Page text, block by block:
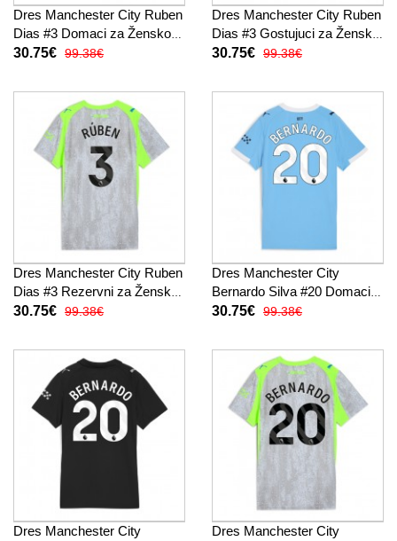
Dres Manchester City Ruben
Dias #3 Domaci za Žensko
2025-26 Kratak Rukav
30.75€ 99.38€
Dres Manchester City Ruben
Dias #3 Gostujuci za Žensko
2025-26 Kratak Rukav
30.75€ 99.38€
Dres Manchester City Ruben
Dias #3 Rezervni za Žensko
2025-26 Kratak Rukav
30.75€ 99.38€
Dres Manchester City
Bernardo Silva #20 Domaci
za Žensko 2025-26 Kratak
30.75€ 99.38€
Dres Manchester City
Dres Manchester City